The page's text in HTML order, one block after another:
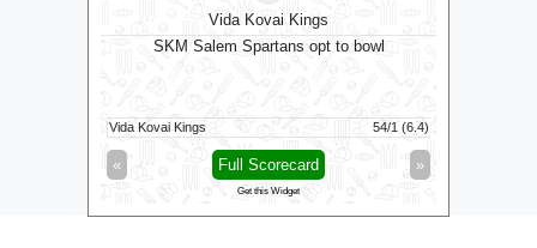
Vida Kovai Kings
SKM Salem Spartans opt to bowl
Vida Kovai Kings 54/1 (6.4)
« »
Full Scorecard
Get this Widget